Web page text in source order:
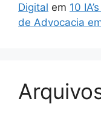
Digital em 10
de Advocacia